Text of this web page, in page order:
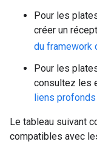
Pour les
créer un
du framework
Pour les
consultez les
liens
Le tableau suivant
compatibles avec